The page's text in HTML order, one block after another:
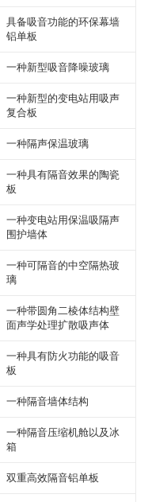
具备吸音功能的环保幕墙
铝单板
一种新型吸音降噪玻璃
一种新型的变电站用吸声
复合板
一种隔声保温玻璃
一种具有隔音效果的陶瓷
板
一种变电站用保温吸隔声
围护墙体
一种可隔音的中空隔热玻
璃
一种带圆角二棱体结构壁
面声学处理扩散吸声体
一种具有防火功能的吸音
板
一种隔音墙体结构
一种隔音压缩机舱以及冰
箱
双重高效隔音铝单板